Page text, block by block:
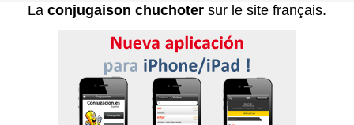
La conjugaison chuchoter sur le site français.